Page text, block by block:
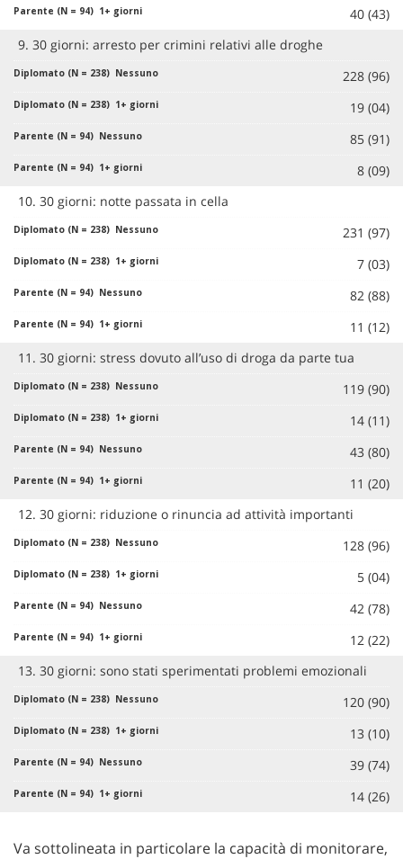
40 (43)
9. 30 giorni: arresto per crimini relativi alle droghe
228 (96)
19 (04)
85 (91)
8 (09)
10. 30 giorni: notte passata in cella
231 (97)
7 (03)
82 (88)
11 (12)
11. 30 giorni: stress dovuto all’uso di droga da parte tua
119 (90)
14 (11)
43 (80)
11 (20)
12. 30 giorni: riduzione o rinuncia ad attività importanti
128 (96)
5 (04)
42 (78)
12 (22)
13. 30 giorni: sono stati sperimentati problemi emozionali
120 (90)
13 (10)
39 (74)
14 (26)
Va sottolineata in particolare la capacità di monitorare,